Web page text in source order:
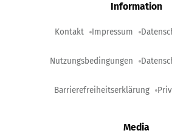
Information
Kontakt Impressum
Nutzungsbedingungen
Barrierefreiheitserklärung
Media